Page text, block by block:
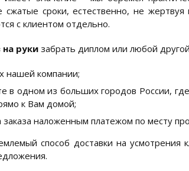
сжатые сроки, естественно, не
с клиентом отдельно.
рукизабрать диплом или любой
нашей компании;
в одном из больших городов России,
к Вам домой;
заказа наложенным платежом по месту
способ доставки на усмотрения